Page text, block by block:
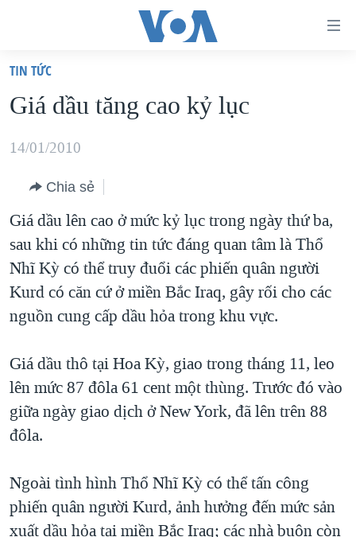
truy
cập
Tới
dung
chính
điều
hướng
chính
tới
"Tìm"
VIỆT NAM
HOA KỲ
BLOG
DIỄN ĐÀN
MỤC
TỰ DO BÁO CHÍ
NGƯỜI VIỆT HẢI NGOẠI
KINH TẾ
SỨC KHOẺ
VĂN HOÁ
CHUYÊN ĐỀ
TẠI
HÀNH TRÌNH BẦU CỬ 2024
MỘT NĂM CHIẾN TRANH TẠI DẢI GAZA
NGÀY TỊ NẠN THẾ GIỚI
TRỊNH VĨNH BÌNH - NGƯỜI HẠ 'BÊN THẮNG CUỘC'
GROUND ZERO – XƯA VÀ NAY
VIDEO
NGHE
MẠNG XÃ HỘI
Ngôn ngữ khác
TIN TỨC
Giá dầu tăng cao kỷ lục
14/01/2010
Chia sẻ
Giá dầu lên cao ở mức kỷ lục trong ngày thứ ba,
sau khi có những tin tức đáng quan tâm là Thổ
Nhĩ Kỳ có thể truy đuổi các phiến quân người
Kurd có căn cứ ở miền Bắc Iraq, gây rối cho các
nguồn cung cấp dầu hỏa trong khu vực.
Giá dầu thô tại Hoa Kỳ, giao trong tháng 11, leo
lên mức 87 đôla 61 cent một thùng. Trước đó vào
giữa ngày giao dịch ở New York, đã lên trên 88
đôla.
Ngoài tình hình Thổ Nhĩ Kỳ có thể tấn công
phiến quân người Kurd, ảnh hưởng đến mức sản
xuất dầu hỏa tại miền Bắc Iraq; các nhà buôn còn